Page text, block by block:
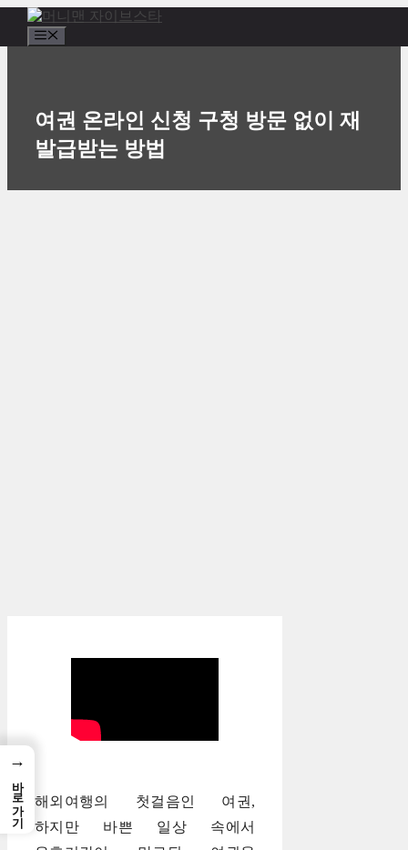
여권 온라인 신청 구청 방문 없이 재
발급받는 방법
해외여행의 첫걸음인 여권,
하지만 바쁜 일상 속에서
→
바로가기